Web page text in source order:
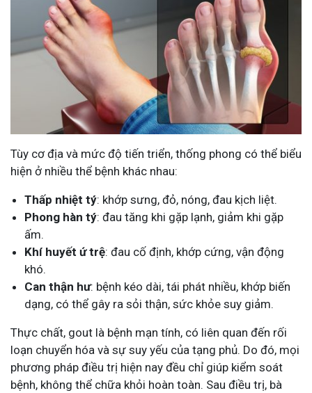
Tùy cơ địa và mức độ tiến triển, thống phong có thể biểu
hiện ở nhiều thể bệnh khác nhau:
Thấp nhiệt tý: khớp sưng, đỏ, nóng, đau kịch liệt.
Phong hàn tý: đau tăng khi gặp lạnh, giảm khi gặp
ấm.
Khí huyết ứ trệ: đau cố định, khớp cứng, vận động
khó.
Can thận hư: bệnh kéo dài, tái phát nhiều, khớp biến
dạng, có thể gây ra sỏi thận, sức khỏe suy giảm.
Thực chất, gout là bệnh mạn tính, có liên quan đến rối
loạn chuyển hóa và sự suy yếu của tạng phủ. Do đó, mọi
phương pháp điều trị hiện nay đều chỉ giúp kiểm soát
bệnh, không thể chữa khỏi hoàn toàn. Sau điều trị, bà